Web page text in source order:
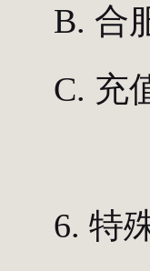
B. 合
C. 充
6. 特